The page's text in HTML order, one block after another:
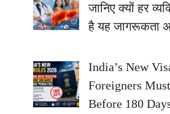
जानिए क्यों हर
है यह जागरूकता
India’s New
Foreigners
Before 180